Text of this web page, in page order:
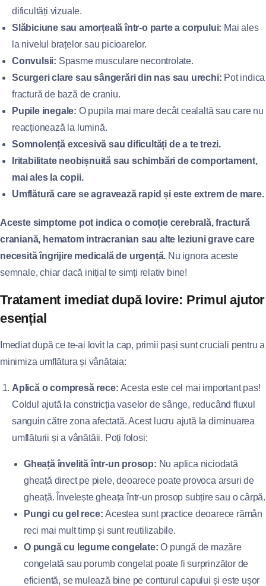
dificultăți vizuale.
Slăbiciune sau amorțeală într-o parte a corpului: Mai ales
la nivelul brațelor sau picioarelor.
Convulsii: Spasme musculare necontrolate.
Scurgeri clare sau sângerări din nas sau urechi: Pot indica
fractură de bază de craniu.
Pupile inegale: O pupila mai mare decât cealaltă sau care nu
reacționează la lumină.
Somnolență excesivă sau dificultăți de a te trezi.
Iritabilitate neobișnuită sau schimbări de comportament,
mai ales la copii.
Umflătură care se agravează rapid și este extrem de mare.
Aceste simptome pot indica o comoție cerebrală, fractură
craniană, hematom intracranian sau alte leziuni grave care
necesită îngrijire medicală de urgență. Nu ignora aceste
semnale, chiar dacă inițial te simți relativ bine!
Tratament imediat după lovire: Primul ajutor
esențial
Imediat după ce te-ai lovit la cap, primii pași sunt cruciali pentru a
minimiza umflătura și vânătaia:
Aplică o compresă rece: Acesta este cel mai important pas!
Coldul ajută la constricția vaselor de sânge, reducând fluxul
sanguin către zona afectată. Acest lucru ajută la diminuarea
umflăturii și a vânătăii. Poți folosi:
Gheață învelită într-un prosop: Nu aplica niciodată
gheață direct pe piele, deoarece poate provoca arsuri de
gheață. Învelește gheața într-un prosop subțire sau o cârpă.
Pungi cu gel rece: Acestea sunt practice deoarece rămân
reci mai mult timp și sunt reutilizabile.
O pungă cu legume congelate: O pungă de mazăre
congelată sau porumb congelat poate fi surprinzător de
eficientă, se mulează bine pe conturul capului și este ușor